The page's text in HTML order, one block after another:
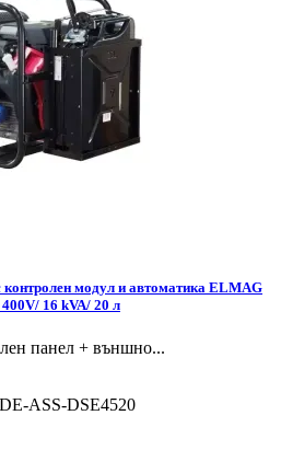
контролен модул и автоматика ELMAG
16 kVA/ 20 л
панел + външно...
ASS-DSE4520